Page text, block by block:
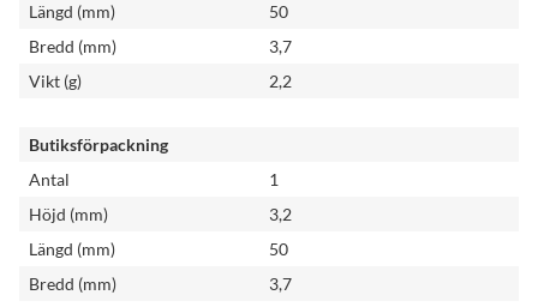
Längd (mm)
50
Bredd (mm)
3,7
Vikt (g)
2,2
Butiksförpackning
Antal
1
Höjd (mm)
3,2
Längd (mm)
50
Bredd (mm)
3,7